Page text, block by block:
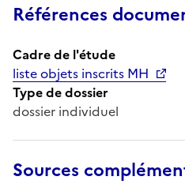
Références
Cadre de l'étude
liste objets inscrits MH
Type de dossier
dossier individuel
Sources